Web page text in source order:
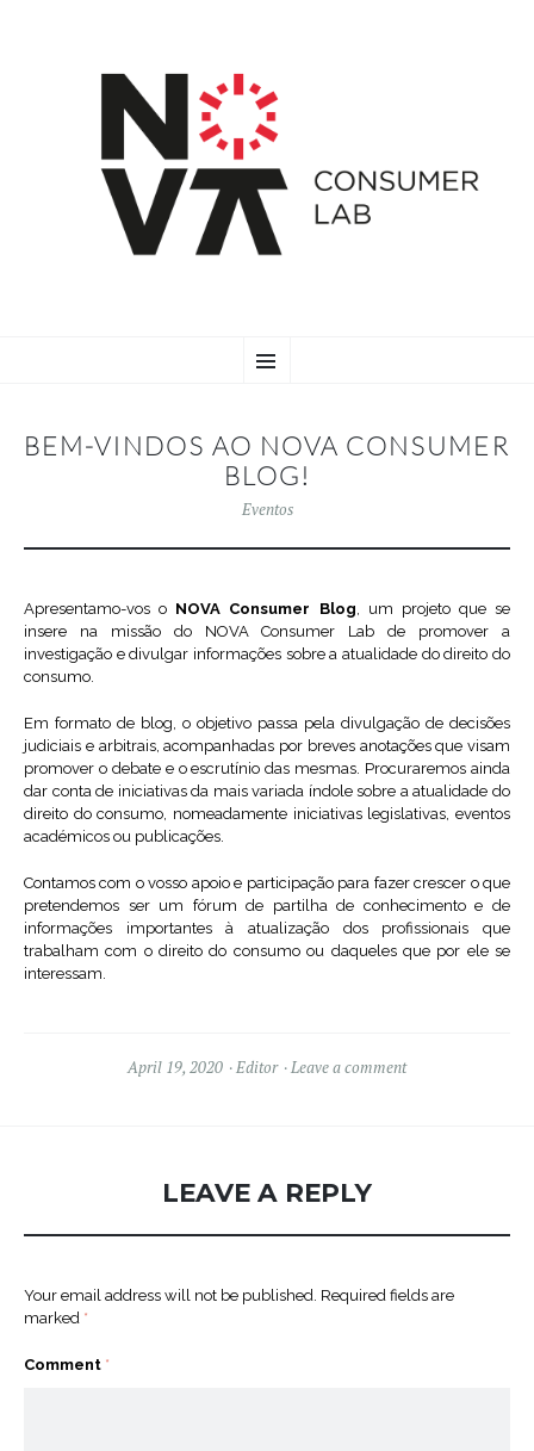
TO
BEM-VINDOS AO NOVA CONSUMER
BLOG!
Eventos
Apresentamo-vos o NOVA Consumer Blog, um projeto que se
insere na missão do NOVA Consumer Lab de promover a
investigação e divulgar informações sobre a atualidade do direito do
consumo.
Em formato de blog, o objetivo passa pela divulgação de decisões
judiciais e arbitrais, acompanhadas por breves anotações que visam
promover o debate e o escrutínio das mesmas. Procuraremos ainda
dar conta de iniciativas da mais variada índole sobre a atualidade do
direito do consumo, nomeadamente iniciativas legislativas, eventos
académicos ou publicações.
Contamos com o vosso apoio e participação para fazer crescer o que
pretendemos ser um fórum de partilha de conhecimento e de
informações importantes à atualização dos profissionais que
trabalham com o direito do consumo ou daqueles que por ele se
interessam.
April 19, 2020 Editor Leave a comment
LEAVE A REPLY
Your email address will not be published. Required fields are
marked *
Comment *